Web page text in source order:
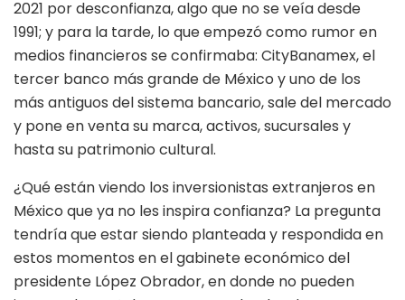
2021 por desconfianza, algo que no se veía desde
1991; y para la tarde, lo que empezó como rumor en
medios financieros se confirmaba: CityBanamex, el
tercer banco más grande de México y uno de los
más antiguos del sistema bancario, sale del mercado
y pone en venta su marca, activos, sucursales y
hasta su patrimonio cultural.
¿Qué están viendo los inversionistas extranjeros en
México que ya no les inspira confianza? La pregunta
tendría que estar siendo planteada y respondida en
estos momentos en el gabinete económico del
presidente López Obrador, en donde no pueden